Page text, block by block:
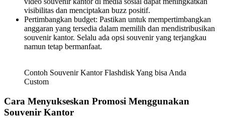
visibilitas dan menciptakan buzz positif.
Pertimbangkan budget: Pastikan untuk mempertimbangkan
anggaran yang tersedia dalam memilih dan mendistribusikan
souvenir kantor. Selalu ada opsi souvenir yang terjangkau
namun tetap bermanfaat.
Contoh Souvenir Kantor Flashdisk Yang bisa Anda
Custom
Cara Menyukseskan Promosi Menggunakan
Souvenir Kantor